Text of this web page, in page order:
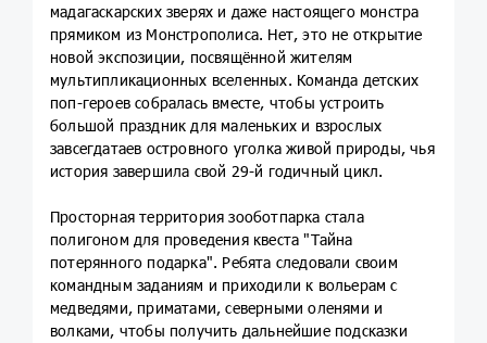
мадагаскарских зверях и даже настоящего монстра
прямиком из Монстрополиса. Нет, это не открытие
новой экспозиции, посвящённой жителям
мультипликационных вселенных. Команда детских
поп-героев собралась вместе, чтобы устроить
большой праздник для маленьких и взрослых
завсегдатаев островного уголка живой природы, чья
история завершила свой 29-й годичный цикл.
Просторная территория зооботпарка стала
полигоном для проведения квеста "Тайна
потерянного подарка". Ребята следовали своим
командным заданиям и приходили к вольерам с
медведями, приматами, северными оленями и
волками, чтобы получить дальнейшие подсказки